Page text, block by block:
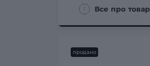
Все про товар
продано